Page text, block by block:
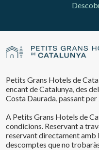
Petits Grans Hotels de
encant de Catalunya, des
Costa Daurada, passant
A Petits Grans Hotels de
condicions. Reservant a
reservant directament amb
descomptes que no